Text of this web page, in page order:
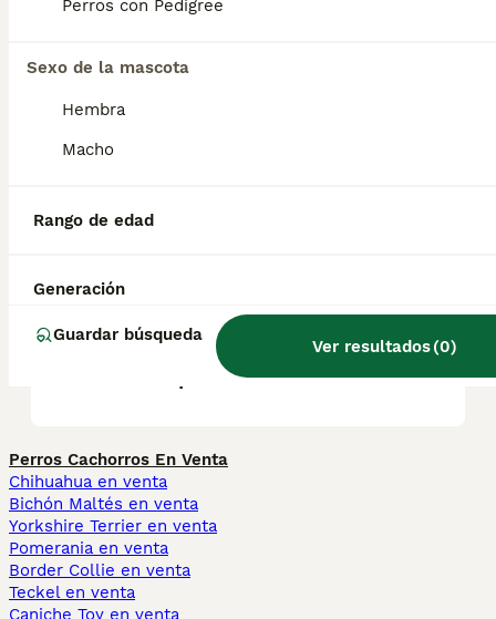
Perros con Pedigree
Sexo de la mascota
Hembra
Macho
Rango de edad
Generación
Guardar búsqueda
Ver resultados(0)
¿Qué tan raros son los
terriers de Sealyham?
¿Cuál es la raza de terrier
más tranquila?
Perros Cachorros En Venta
Chihuahua en venta
Bichón Maltés en venta
Yorkshire Terrier en venta
Pomerania en venta
Border Collie en venta
Teckel en venta
Caniche Toy en venta